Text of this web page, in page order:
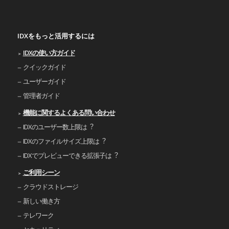
IDXをもっと活用するには
IDXの使い⽅ガイド
クイックガイド
ユーザーガイド
管理者ガイド
機能に関するよくある問い合わせ
IDXのユーザー数上限は︖
IDXのファイルサイズ上限は︖
IDXでプレビューできる拡張⼦は︖
ご利⽤シーン
クラウドストレージ
新しい働き⽅
テレワーク